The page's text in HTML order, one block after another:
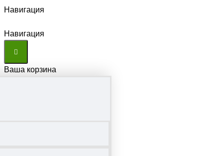
Навигация
Навигация
Ваша корзина